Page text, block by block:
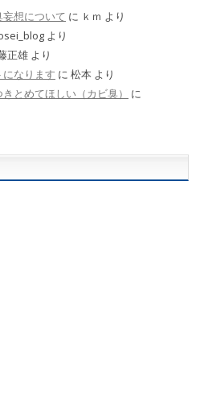
想について に ｋｍ より
より
正雄 より
なります に 松本 より
とめてほしい（カビ臭）
に